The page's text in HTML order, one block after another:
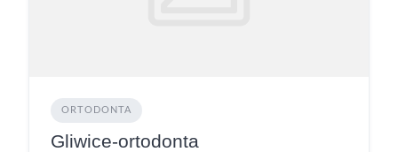
ORTODONTA
Gliwice-ortodonta